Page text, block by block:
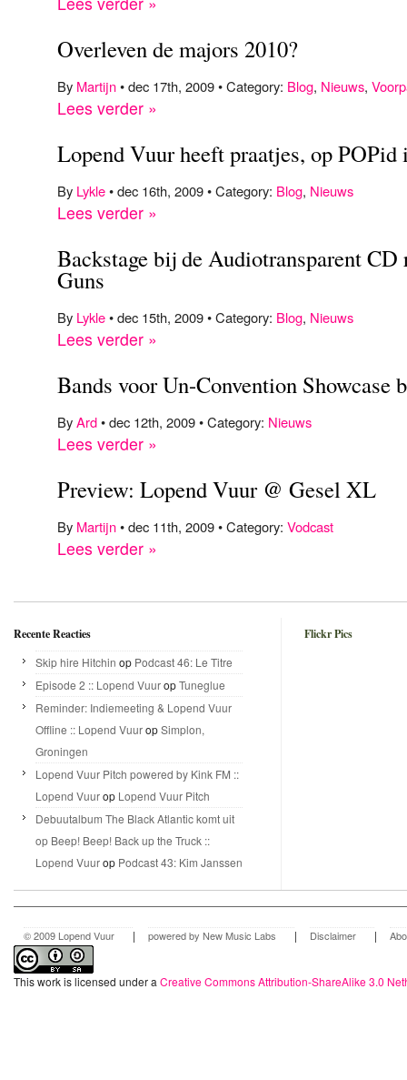
Overleven de majors 2010?
By Martijn• dec 17th, 2009 • Category: Blog, Nieuws,
Lees verder »
Lopend Vuur heeft praatjes, op POPid
By Lykle• dec 16th, 2009 • Category: Blog, Nieuws
Lees verder »
Backstage bij de Audiotransparent CD
Guns
By Lykle• dec 15th, 2009 • Category: Blog, Nieuws
Lees verder »
Bands voor Un-Convention Showcase
ByArd• dec 12th, 2009 • Category: Nieuws
Lees verder »
Preview: Lopend Vuur @ Gesel XL
By Martijn• dec 11th, 2009 • Category: Vodcast
Lees verder »
Recente Reacties
Skip hire Hitchin op Podcast 46: Le Titre
Episode 2 :: Lopend VuuropTuneglue
Reminder: Indiemeeting & Lopend Vuur
Offline :: Lopend VuuropSimplon,
Groningen
Lopend Vuur Pitch powered by Kink FM ::
Lopend Vuurop Lopend Vuur Pitch
Debuutalbum The Black Atlantic komt uit
op Beep! Beep! Back up the Truck ::
Lopend Vuurop Podcast 43: Kim Janssen
Flickr Pics
© 2009 Lopend Vuur | powered by New Music Labs | Disclaimer |
This work is licensed under a Creative Commons Attribution-ShareAlike 3.0